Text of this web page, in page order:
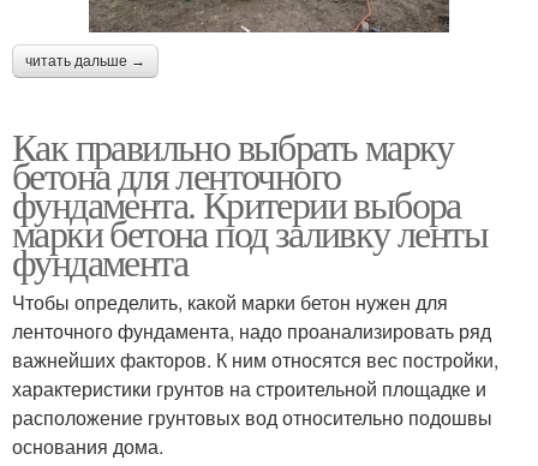
читать дальше →
Как правильно выбрать марку
бетона для ленточного
фундамента. Критерии выбора
марки бетона под заливку ленты
фундамента
Чтобы определить, какой марки бетон нужен для
ленточного фундамента, надо проанализировать ряд
важнейших факторов. К ним относятся вес постройки,
характеристики грунтов на строительной площадке и
расположение грунтовых вод относительно подошвы
основания дома.